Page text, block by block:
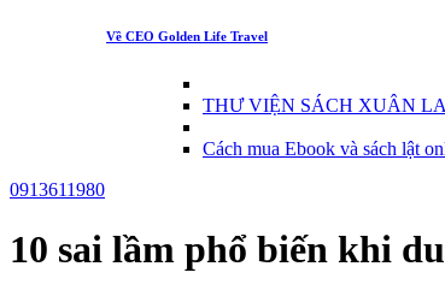
Về CEO Golden Life Travel
THƯ VIỆN SÁCH XUÂN
Cách mua Ebook và sách lật
0913611980
10 sai lầm phổ biến khi